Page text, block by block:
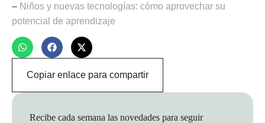
– Niños y nuevas tecnologías: cómo aprovechar su
potencial de aprendizaje
Copiar enlace para compartir
Recibe cada semana las novedades para seguir